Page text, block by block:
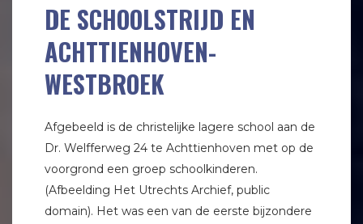
DE SCHOOLSTRIJD EN
ACHTTIENHOVEN-
WESTBROEK
Afgebeeld is de christelijke lagere school aan de
Dr. Welfferweg 24 te Achttienhoven met op de
voorgrond een groep schoolkinderen.
(Afbeelding Het Utrechts Archief, public
domain). Het was een van de eerste bijzondere